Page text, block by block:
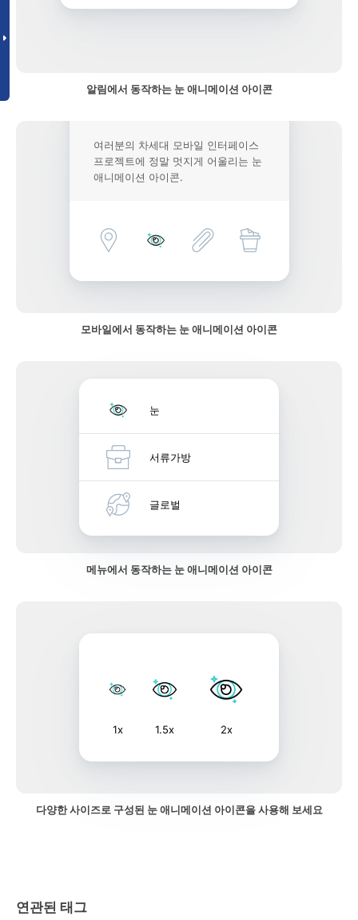
알림에서 동작하는 눈 애니메이션 아이콘
여러분의 차세대 모바일 인터페이스
프로젝트에 정말 멋지게 어울리는 눈
애니메이션 아이콘.
모바일에서 동작하는 눈 애니메이션 아이콘
눈
서류가방
글로벌
메뉴에서 동작하는 눈 애니메이션 아이콘
1x 1.5x 2x
다양한 사이즈로 구성된 눈 애니메이션 아이콘을 사용해 보세요
연관된 태그